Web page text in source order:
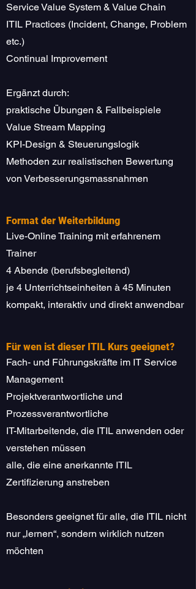
Service Value System & Value Chain
ITIL Practices (Incident, Change, Problem
etc.)
Continual Improvement
Ergänzt durch:
praktische Übungen & Fallbeispiele
Value Stream Mapping
KPI-Design & Steuerungslogik
Methoden zur realistischen Bewertung
von Verbesserungsmassnahmen
Format der Weiterbildung
Live-Online Training mit erfahrenem
Trainer
4 Abende (berufsbegleitend)
je 4 Unterrichtseinheiten à 45 Minuten
kompakt, interaktiv und direkt anwendbar
Für wen ist dieser ITIL Kurs geeignet?
Fach- und Führungskräfte im IT Service
Management
Projektverantwortliche und
Prozessverantwortliche
IT-Mitarbeitende, die ITIL anwenden oder
verstehen müssen
alle, die eine anerkannte ITIL
Zertifizierung anstreben
Besonders geeignet für alle, die ITIL nicht
nur „lernen“, sondern wirklich nutzen
möchten